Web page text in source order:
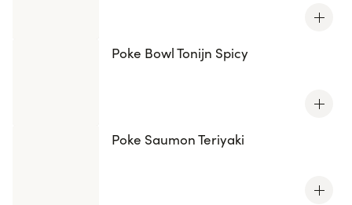
Poke Bowl Tonijn Spicy
Poke Saumon Teriyaki